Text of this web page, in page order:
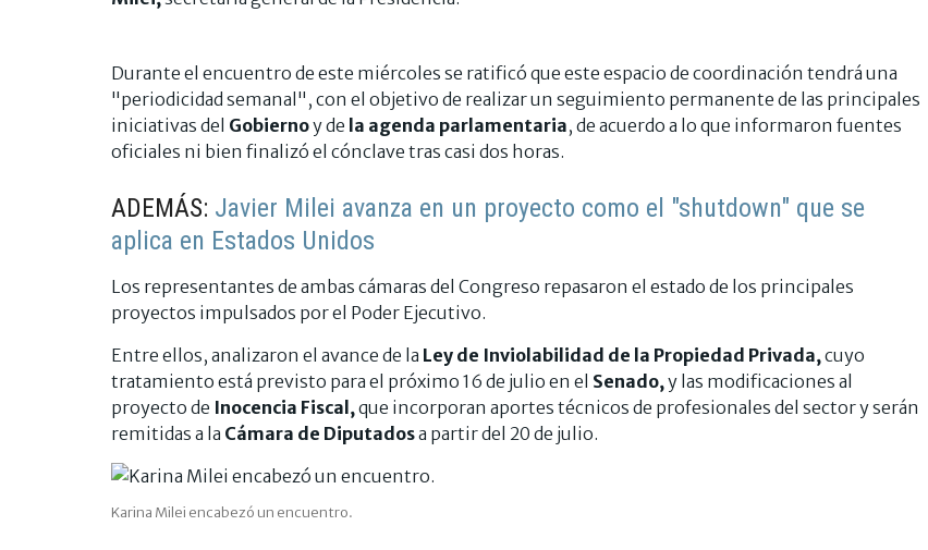
Durante el encuentro de este miércoles se ratificó que este espacio de coordinación tendrá una
"periodicidad semanal", con el objetivo de realizar un seguimiento permanente de las principales
iniciativas del Gobiernoy de la agenda parlamentaria, de acuerdo a lo que informaron fuentes
oficiales ni bien finalizó el cónclave tras casi dos horas.
ADEMÁS: Javier Milei avanza en un proyecto como el "shutdown" que se
aplica en Estados Unidos
Los representantes de ambas cámaras del Congreso repasaron el estado de los principales
proyectos impulsados por el Poder Ejecutivo.
Entre ellos, analizaron el avance de la Ley de Inviolabilidad de la Propiedad Privada, cuyo
tratamiento está previsto para el próximo 16 de julio en el Senado, y las modificaciones al
proyecto de Inocencia Fiscal, que incorporan aportes técnicos de profesionales del sector y serán
remitidas a la Cámara de Diputadosa partir del 20 de julio.
Karina Milei encabezó un encuentro.